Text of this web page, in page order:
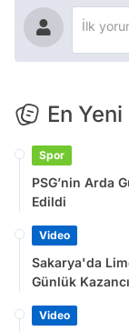
En
Spor
PSG’nin Arda
Edildi
Video
Sakarya'da
Günlük
Video